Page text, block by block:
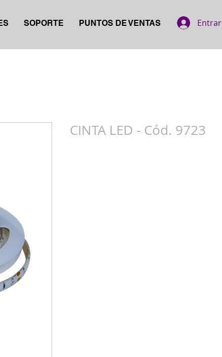
SOPORTE PUNTOS DE VENTAS Entrar
CINTA LED - Cód. 9723